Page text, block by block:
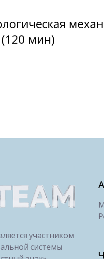
мин)
участником
системы